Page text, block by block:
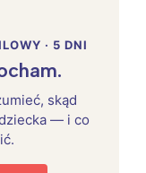
· 5 DNI
skąd
— i co